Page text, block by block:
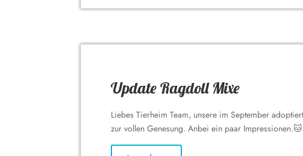
Update Ragdoll Mixe
Liebes Tierheim Team, unsere im September
zur vollen Genesung. Anbei ein paar